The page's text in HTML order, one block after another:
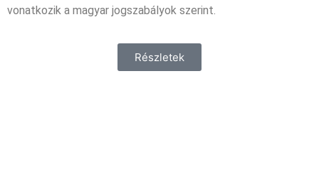
vonatkozik a magyar jogszabályok szerint.
Részletek